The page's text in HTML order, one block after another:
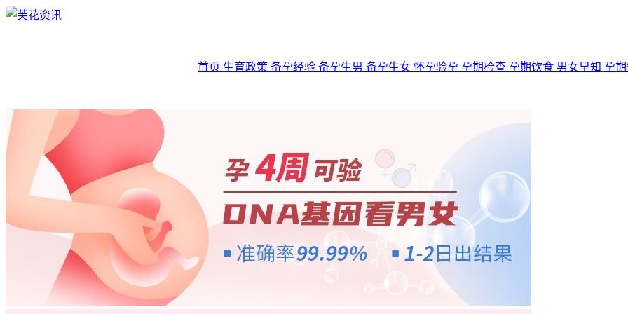
首页 生育政策 备孕经验 备孕生男 备孕生女 怀孕验孕 孕期检查 孕期饮食 男女早知 孕